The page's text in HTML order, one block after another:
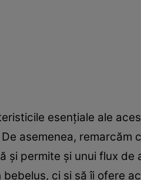
esențiale ale
asemenea,
și permite și unui flux
bebeluș, ci și să îi ofere